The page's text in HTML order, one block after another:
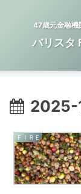
47歳元金融機
バリスタ
2025-
ＦＩＲＥ